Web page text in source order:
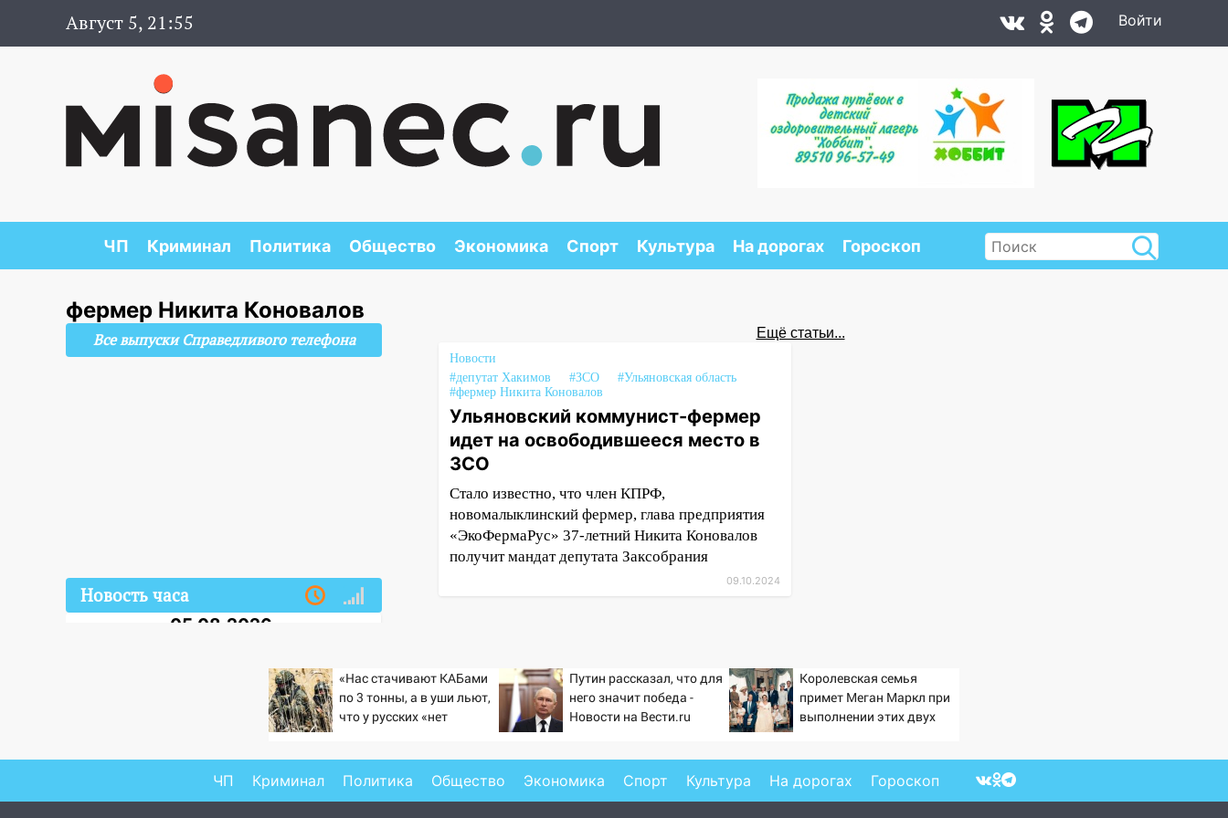
Август 5, 21:55 Войти
ЧП Криминал Политика Общество Экономика Спорт Культура На дорогах Гороскоп
фермер Никита Коновалов
Ещё статьи...
Новости
#депутат Хакимов
#ЗСО
#Ульяновская область
#фермер Никита Коновалов
Ульяновский коммунист-фермер
идет на освободившееся место в
ЗСО
Стало известно, что член КПРФ,
новомалыклинский фермер, глава предприятия
«ЭкоФермаРус» 37-летний Никита Коновалов
получит мандат депутата Заксобрания
09.10.2024
Все выпуски Справедливого телефона
Новость часа
05.08.2026
Мошенники обманули 92-
Ульяновской области
19:14 Житель Ульяновской
«Нас стачивают КАБами
по 3 тонны, а в уши льют,
что у русских «нет
Путин рассказал, что для
него значит победа -
Новости на Вести.ru
Королевская семья
примет Меган Маркл при
выполнении этих двух
ЧП Криминал Политика Общество Экономика Спорт Культура На дорогах Гороскоп